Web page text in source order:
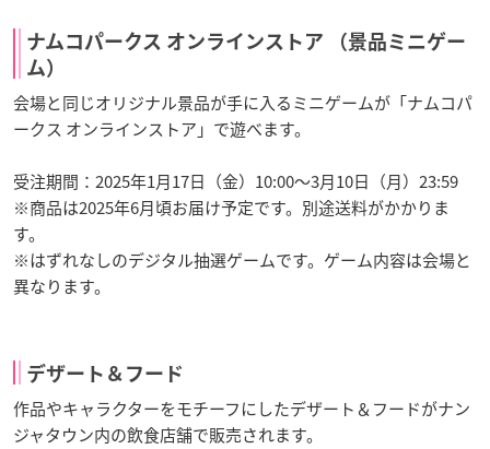
ナムコパークス オンラインストア （景品ミニゲー
ム）
会場と同じオリジナル景品が手に入るミニゲームが「ナムコパ
ークス オンラインストア」で遊べます。
受注期間：2025年1月17日（金）10:00～3月10日（月）23:59
※商品は2025年6月頃お届け予定です。別途送料がかかりま
す。
※はずれなしのデジタル抽選ゲームです。ゲーム内容は会場と
異なります。
デザート＆フード
作品やキャラクターをモチーフにしたデザート＆フードがナン
ジャタウン内の飲食店舗で販売されます。